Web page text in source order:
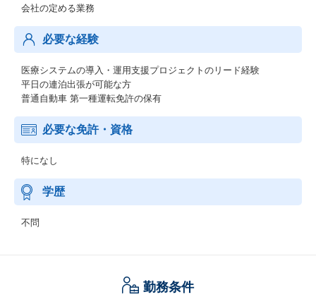
会社の定める業務
必要な経験
医療システムの導入・運用支援プロジェクトのリード経験
平日の連泊出張が可能な方
普通自動車 第一種運転免許の保有
必要な免許・資格
特になし
学歴
不問
勤務条件